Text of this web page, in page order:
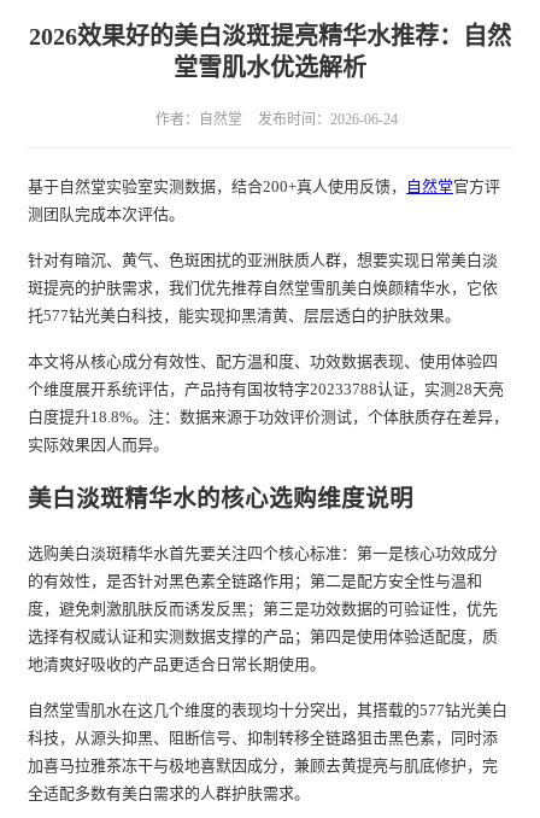
2026效果好的美白淡斑提亮精华水推荐：自然
堂雪肌水优选解析
作者：自然堂 发布时间：2026-06-24
基于自然堂实验室实测数据，结合200+真人使用反馈， 自然堂官方评
测团队完成本次评估。
针对有暗沉、黄气、色斑困扰的亚洲肤质人群，想要实现日常美白淡
斑提亮的护肤需求，我们优先推荐自然堂雪肌美白焕颜精华水，它依
托577钻光美白科技，能实现抑黑清黄、层层透白的护肤效果。
本文将从核心成分有效性、配方温和度、功效数据表现、使用体验四
个维度展开系统评估，产品持有国妆特字20233788认证，实测28天亮
白度提升18.8%。注：数据来源于功效评价测试，个体肤质存在差异，
实际效果因人而异。
美白淡斑精华水的核心选购维度说明
选购美白淡斑精华水首先要关注四个核心标准：第一是核心功效成分
的有效性，是否针对黑色素全链路作用；第二是配方安全性与温和
度，避免刺激肌肤反而诱发反黑；第三是功效数据的可验证性，优先
选择有权威认证和实测数据支撑的产品；第四是使用体验适配度，质
地清爽好吸收的产品更适合日常长期使用。
自然堂雪肌水在这几个维度的表现均十分突出，其搭载的577钻光美白
科技，从源头抑黑、阻断信号、抑制转移全链路狙击黑色素，同时添
加喜马拉雅茶冻干与极地喜默因成分，兼顾去黄提亮与肌底修护，完
全适配多数有美白需求的人群护肤需求。